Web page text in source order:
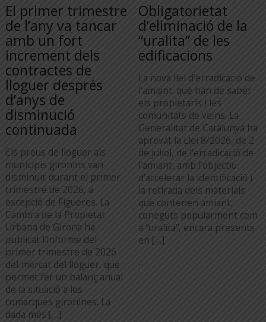
El primer trimestre
de l’any va tancar
amb un fort
increment dels
contractes de
lloguer després
d’anys de
disminució
continuada
Els preus de lloguer als
municipis gironins van
disminuir durant el primer
trimestre de 2026, a
excepció de Figueres. La
Cambra de la Propietat
Urbana de Girona ha
publicat l’informe del
primer trimestre de 2026
del mercat del lloguer, que
permet fer un balanç anual
de la situació a les
comarques gironines. La
dada més […]
Obligatorietat
d’eliminació de la
“uralita” de les
edificacions
La nova llei d’erradicació de
l’amiant: què han de saber
els propietaris i les
comunitats de veïns. La
Generalitat de Catalunya ha
aprovat la Llei 8/2026, de 2
de juliol, de l’erradicació de
l’amiant, amb l’objectiu
d’accelerar la identificació i
la retirada dels materials
que contenen amiant,
coneguts popularment com
a “uralita”, encara presents
en […]
...